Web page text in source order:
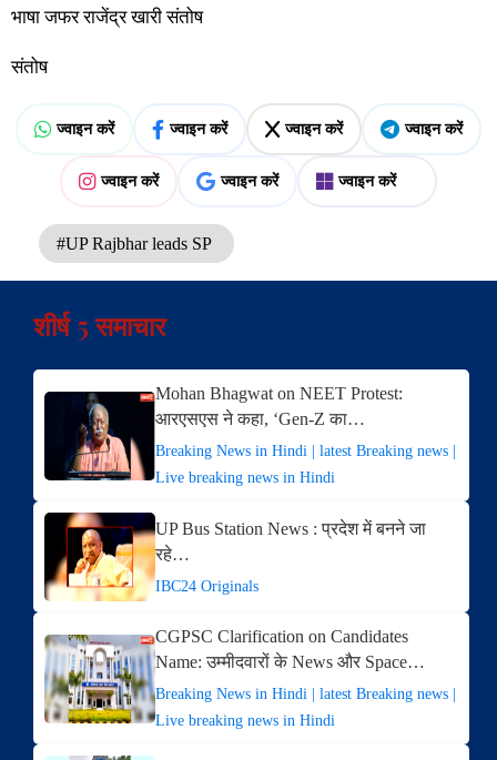
भाषा जफर राजेंद्र खारी संतोष
संतोष
ज्वाइन करें ज्वाइन करें ज्वाइन करें ज्वाइन करें
ज्वाइन करें ज्वाइन करें ज्वाइन करें
#UP Rajbhar leads SP
शीर्ष 5 समाचार
Mohan Bhagwat on NEET Protest:
आरएसएस ने कहा, ‘Gen-Z का…
Breaking News in Hindi | latest Breaking news |
Live breaking news in Hindi
UP Bus Station News : प्रदेश में बनने जा
रहे…
IBC24 Originals
CGPSC Clarification on Candidates
Name: उम्मीदवारों के News और Space…
Breaking News in Hindi | latest Breaking news |
Live breaking news in Hindi